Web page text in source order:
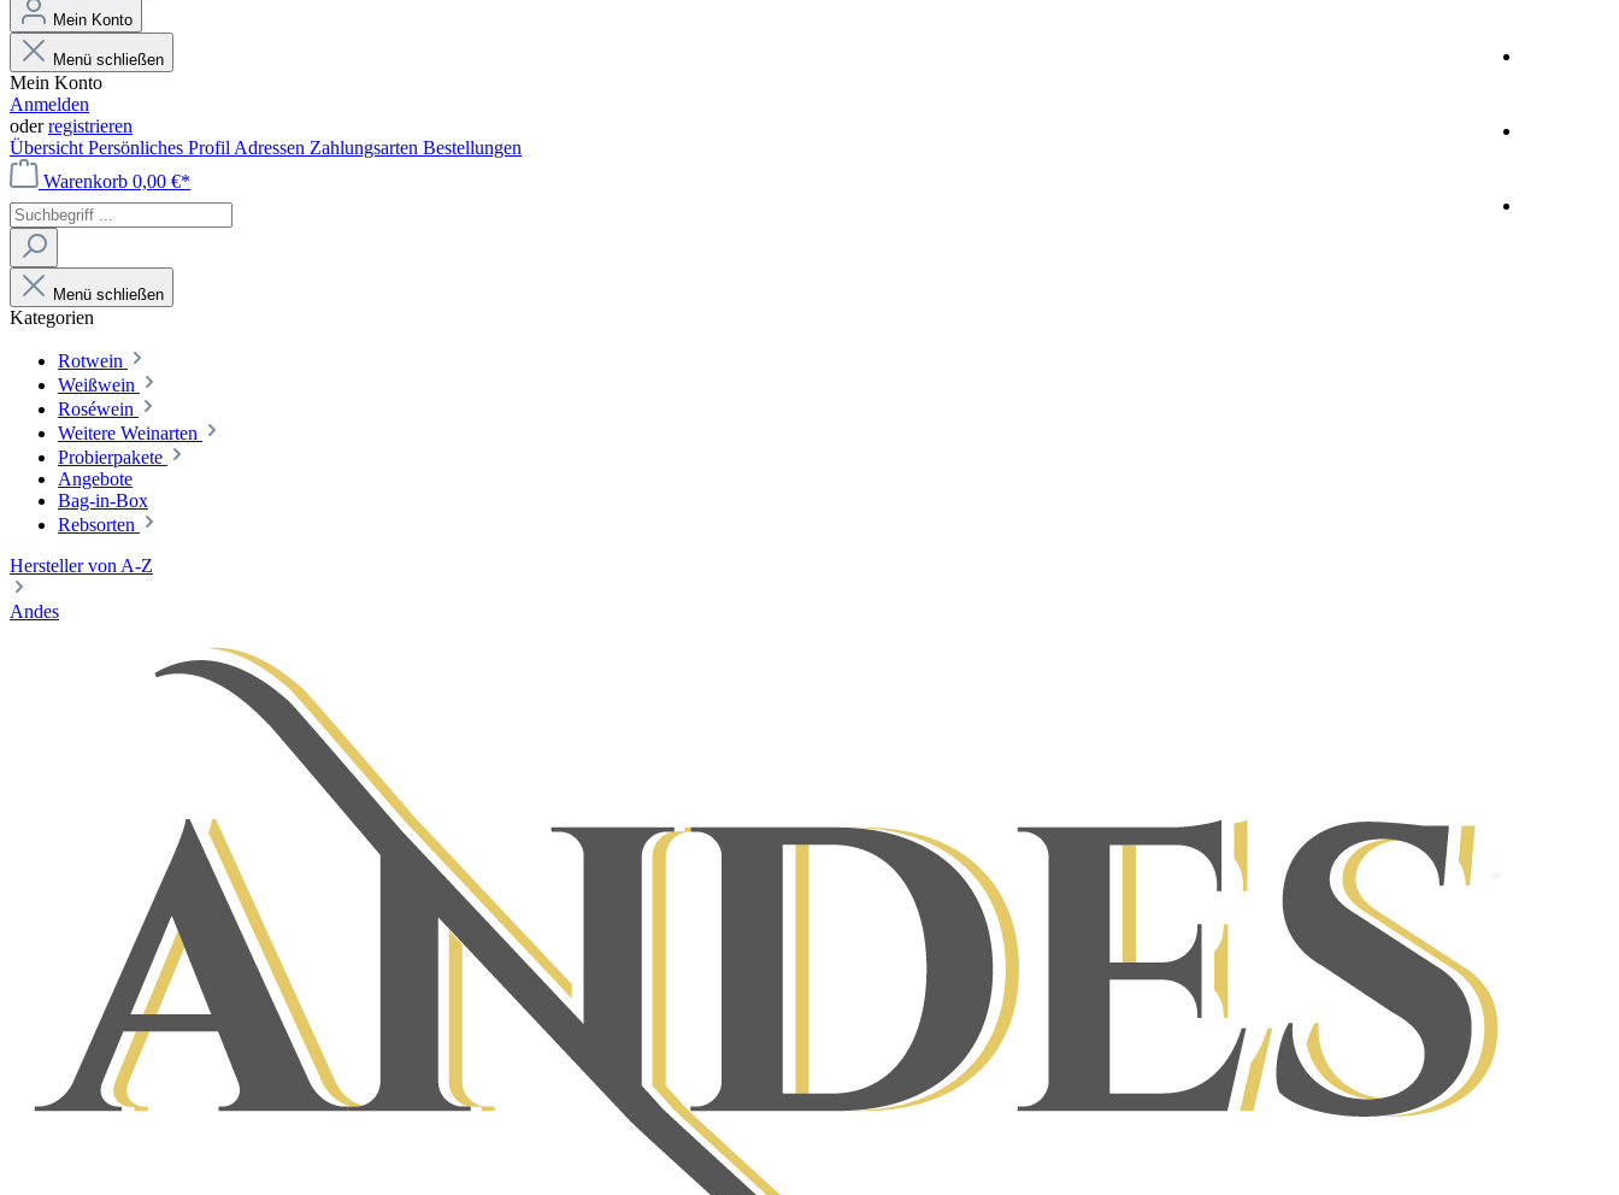
Mein Konto
Menü schließen
Mein Konto
Anmelden
oderregistrieren
Übersicht Persönliches Profil Adressen Zahlungsarten Bestellungen
Warenkorb 0,00 €*
Menü schließen
Kategorien
Rotwein
Weißwein
Roséwein
Weitere Weinarten
Probierpakete
Angebote
Bag-in-Box
Rebsorten
Hersteller von A-Z
Andes